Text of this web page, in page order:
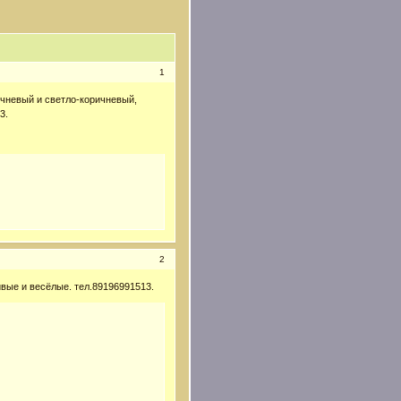
1
и светло-коричневый,
2
и весёлые. тел.89196991513.